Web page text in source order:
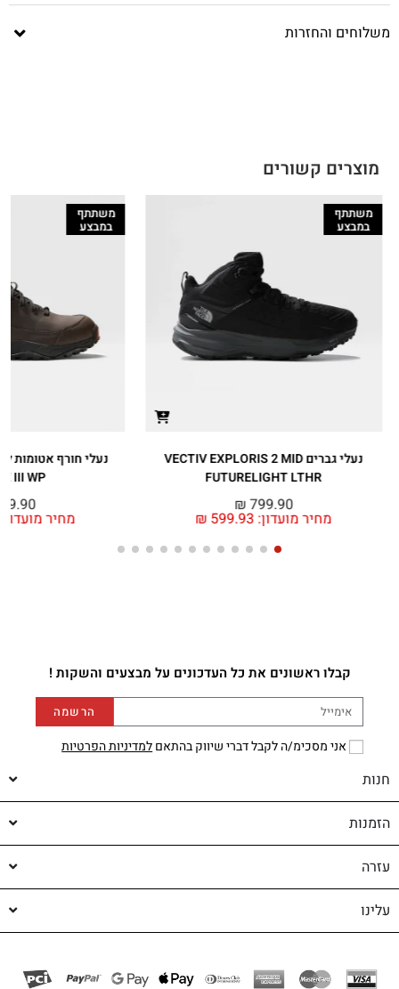
משלוחים והחזרות
מוצרים קשורים
משתתף
במבצע
נעלי גברים VECTIV EXPLORIS 2 MID
FUTURELIGHT LTHR
מחיר מועדון: ₪ 599.93
₪799.90
משתתף
במבצע
III WP
מחיר
קבלו ראשונים את כל העדכונים על מבצעים והשקות !
אני מסכימ/ה לקבל דברי שיווק בהתאםלמדיניות הפרטיות
הרשמה
חנות
הזמנות
עזרה
עלינו